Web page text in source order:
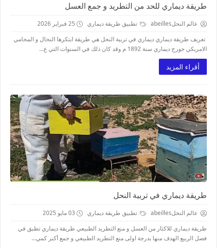
طريقة ديماري للحد من التطريد و جمع العسل
عالم النحلabeilles تطبيق طريقة ديماري
25 فبراير 2026
تعريف طريقة ديماري ديماري في تربية النحل هي طريقة ابتكرها النحال و المحامي
الامريكي جورج ديماري سنة 1892 م وقد كان ذلك في السنوات التي ع...
أقراء المزيد
طريقة ديماري في تربية النحل
عالم النحلabeilles تطبيق طريقة ديماري
03 مايو 2025
طريقة ديماري للاكثار من العسل و منع التطريد الطبيعي طريقة ديماري تطبق في
فصل الربيع الهدف منها بدرجة اولى منع التطريد الطبيعي و جمع أكبر كمي...